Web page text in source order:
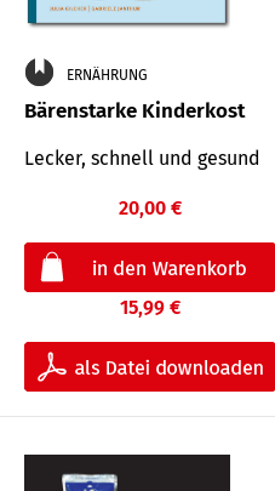
ERNÄHRUNG
Bärenstarke Kinderkost
Lecker, schnell und gesund
20,00 €
15,99 €